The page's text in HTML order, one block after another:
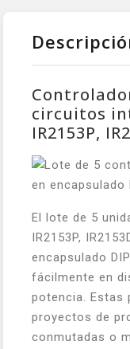
circuitos
IR2153P,
El lote de 5
IR2153P,
encapsulado
fácilmente en
potencia. Estas
proyectos de
conmutadas o